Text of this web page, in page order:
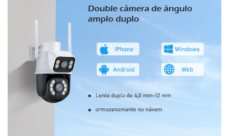
▶【À prova de poeira e à prova d'água】: Nossa
câmera de alta definição é feita de moldagem por
injeção ABS de grau industrial, anéis de borracha à
estável no ambiente de -20°C a 60°C e com mau tempo,
como chuva, neve, alta temperatura, etc.,
▶【Visão Noturna Inteligente】: Nossa câmera HD tem
uma rotação panorâmica de 355° e uma rotação vertical
de 90°, cobrindo uma visão de 360°. Com menos pontos
cegos, a câmera inferior possui 4 luzes LED e 4 luzes
infravermelhas para visão noturna, enquanto a câmera